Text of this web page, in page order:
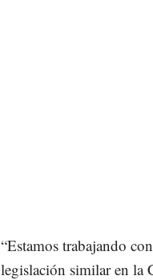
“Estamos trabajando
legislación similar en la